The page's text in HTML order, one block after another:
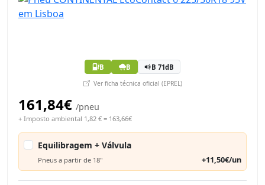
B B B 71dB
Ver ficha técnica oficial (EPREL)
161,84€ /pneu
+ Imposto ambiental 1,82 € = 163,66€
Equilibragem + Válvula
Pneus a partir de 18" +11,50€/un